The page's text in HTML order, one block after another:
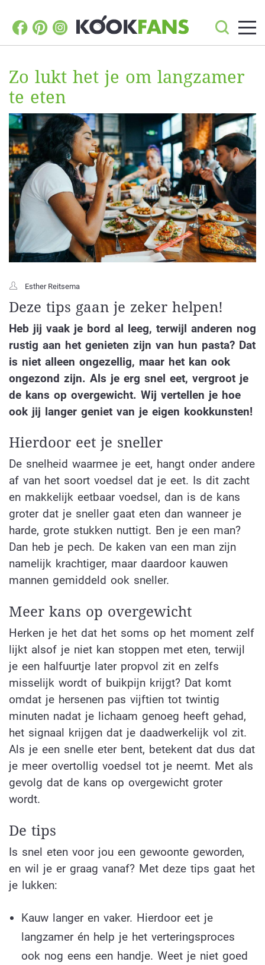
Zo lukt het je om langzamer
te eten
Esther Reitsema
Deze tips gaan je zeker helpen!
Heb jij vaak je bord al leeg, terwijl anderen nog
rustig aan het genieten zijn van hun pasta? Dat
is niet alleen ongezellig, maar het kan ook
ongezond zijn. Als je erg snel eet, vergroot je
de kans op overgewicht. Wij vertellen je hoe
ook jij langer geniet van je eigen kookkunsten!
Hierdoor eet je sneller
De snelheid waarmee je eet, hangt onder andere
af van het soort voedsel dat je eet. Is dit zacht
en makkelijk eetbaar voedsel, dan is de kans
groter dat je sneller gaat eten dan wanneer je
harde, grote stukken nuttigt. Ben je een man?
Dan heb je pech. De kaken van een man zijn
namelijk krachtiger, maar daardoor kauwen
mannen gemiddeld ook sneller.
Meer kans op overgewicht
Herken je het dat het soms op het moment zelf
lijkt alsof je niet kan stoppen met eten, terwijl
je een halfuurtje later propvol zit en zelfs
misselijk wordt of buikpijn krijgt? Dat komt
omdat je hersenen pas vijftien tot twintig
minuten nadat je lichaam genoeg heeft gehad,
het signaal krijgen dat je daadwerkelijk vol zit.
Als je een snelle eter bent, betekent dat dus dat
je meer overtollig voedsel tot je neemt. Met als
gevolg dat de kans op overgewicht groter
wordt.
De tips
Is snel eten voor jou een gewoonte geworden,
en wil je er graag vanaf? Met deze tips gaat het
je lukken:
Kauw langer en vaker. Hierdoor eet je
langzamer én help je het verteringsproces
ook nog eens een handje. Weet je niet goed